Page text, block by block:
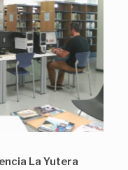
La Yutera